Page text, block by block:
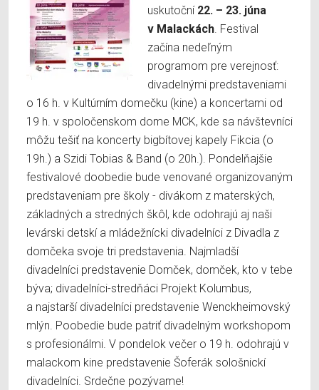
uskutoční 22. – 23. júna
v Malackách . Festival
začína nedeľným
programom pre verejnosť:
divadelnými predstaveniami
o 16 h. v Kultúrním domečku (kine) a koncertami od
19 h. v spoločenskom dome MCK, kde sa návštevníci
môžu tešiť na koncerty bigbítovej kapely Fikcia (o
19h.) a Szidi Tobias & Band (o 20h.). Pondelňajšie
festivalové doobedie bude venované organizovaným
predstaveniam pre školy - divákom z materských,
základných a stredných škôl, kde odohrajú aj naši
levárski detskí a mládežnícki divadelníci z Divadla z
domčeka svoje tri predstavenia. Najmladší
divadelníci predstavenie Domček, domček, kto v tebe
býva; divadelníci-stredňáci Projekt Kolumbus,
a najstarší divadelníci predstavenie Wenckheimovský
mlýn. Poobedie bude patriť divadelným workshopom
s profesionálmi. V pondelok večer o 19 h. odohrajú v
malackom kine predstavenie Šoferák sološnickí
divadelníci. Srdečne pozývame!